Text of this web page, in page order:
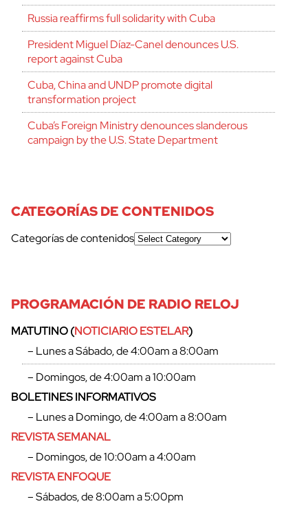
Russia reaffirms full solidarity with Cuba
President Miguel Díaz-Canel denounces U.S.
report against Cuba
Cuba, China and UNDP promote digital
transformation project
Cuba’s Foreign Ministry denounces slanderous
campaign by the U.S. State Department
CATEGORÍAS DE CONTENIDOS
Categorías de contenidos
PROGRAMACIÓN DE RADIO RELOJ
MATUTINO (NOTICIARIO ESTELAR)
– Lunes a Sábado, de 4:00am a 8:00am
– Domingos, de 4:00am a 10:00am
BOLETINES INFORMATIVOS
– Lunes a Domingo, de 4:00am a 8:00am
REVISTA SEMANAL
– Domingos, de 10:00am a 4:00am
REVISTA ENFOQUE
– Sábados, de 8:00am a 5:00pm